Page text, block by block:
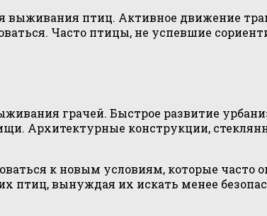
выживания птиц. Активное движение
Часто птицы, не успевшие
грачей. Быстрое развитие
Архитектурные конструкции,
к новым условиям, которые
вынуждая их искать менее